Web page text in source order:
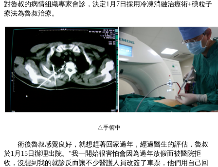
對魯叔的病情組織專家會診，決定1 月 7 日採用冷凍消融治療術+碘粒子
療法為魯叔治療。
△手術中
術後魯叔感覺良好，就想趕著回家過年，經過醫生的評估，魯叔
於1 月 15 日辦理出院。 “我一開始很害怕會因為過年放假而被醫院拒
收，沒想到我的就診反而讓不少醫護人員改簽了車票，他們用自己回